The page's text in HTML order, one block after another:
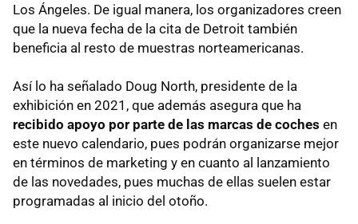
Los Ángeles. De igual manera, los organizadores creen
que la nueva fecha de la cita de Detroit también
beneficia al resto de muestras norteamericanas.
Así lo ha señalado Doug North, presidente de la
exhibición en 2021, que además asegura que ha
recibido apoyo por parte de las marcas de coches en
este nuevo calendario, pues podrán organizarse mejor
en términos de marketing y en cuanto al lanzamiento
de las novedades, pues muchas de ellas suelen estar
programadas al inicio del otoño.